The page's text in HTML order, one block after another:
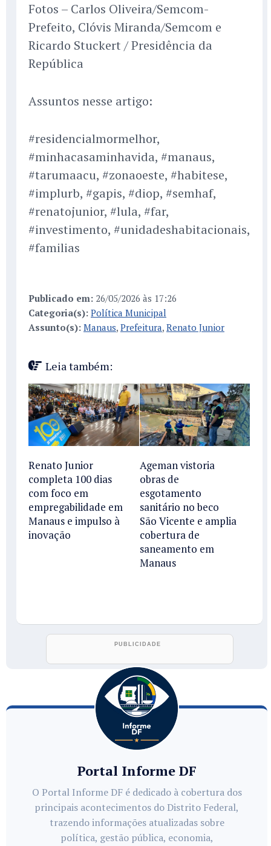
Fotos – Carlos Oliveira/Semcom-
Prefeito, Clóvis Miranda/Semcom e
Ricardo Stuckert / Presidência da
República
Assuntos nesse artigo:
#residencialmormelhor,
#minhacasaminhavida, #manaus,
#tarumaacu, #zonaoeste, #habitese,
#implurb, #gapis, #diop, #semhaf,
#renatojunior, #lula, #far,
#investimento, #unidadeshabitacionais,
#familias
Publicado em: 26/05/2026 às 17:26
Categoria(s): Política Municipal
Assunto(s): Manaus, Prefeitura, Renato Junior
Leia também:
Renato Junior
completa 100 dias
com foco em
empregabilidade em
Manaus e impulso à
inovação
Ageman vistoria
obras de
esgotamento
sanitário no beco
São Vicente e amplia
cobertura de
saneamento em
Manaus
Portal Informe DF
O Portal Informe DF é dedicado à cobertura dos
principais acontecimentos do Distrito Federal,
trazendo informações atualizadas sobre
política, gestão pública, economia,